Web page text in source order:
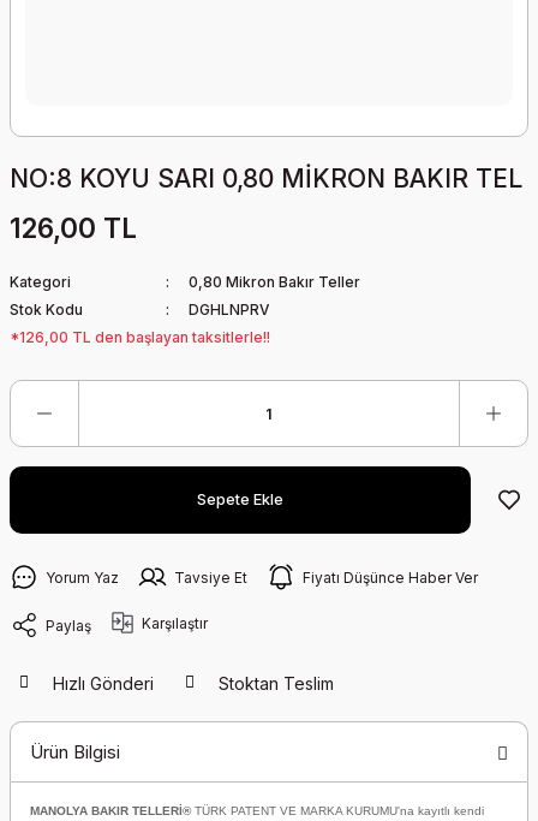
NO:8 KOYU SARI 0,80 MİKRON BAKIR TEL
126,00 TL
Kategori
0,80 Mikron Bakır Teller
Stok Kodu
DGHLNPRV
*126,00 TL den başlayan taksitlerle!!
Sepete Ekle
Yorum Yaz Tavsiye Et Fiyatı Düşünce Haber Ver
Paylaş Karşılaştır
Hızlı Gönderi Stoktan Teslim
Ürün Bilgisi
MANOLYA BAKIR TELLERİ®TÜRK PATENT VE MARKA KURUMU'na kayıtlı kendi